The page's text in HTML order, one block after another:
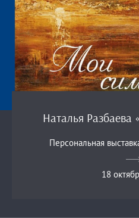
Наталья
Персональная
18